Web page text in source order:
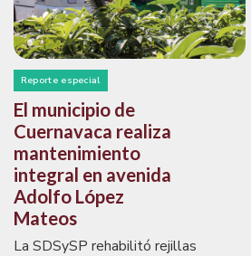
Reporte especial
El municipio de
Cuernavaca realiza
mantenimiento
integral en avenida
Adolfo López
Mateos
La SDSySP rehabilitó rejillas